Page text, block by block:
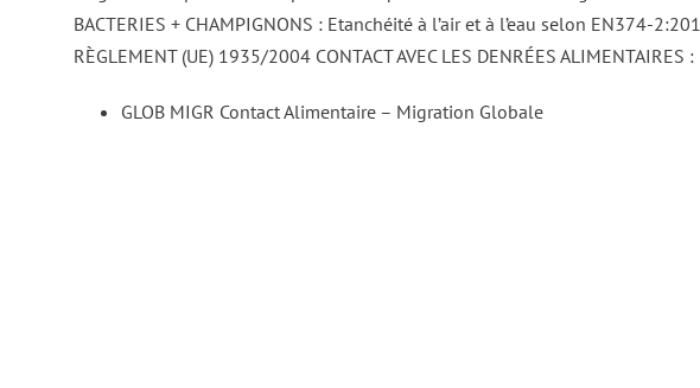
BACTERIES + CHAMPIGNONS : Etanchéité à l’air et à l’eau selon EN374-
RÈGLEMENT (UE) 1935/2004 CONTACT AVEC LES DENRÉES ALIMENTAIRES :
GLOB MIGR Contact Alimentaire – Migration Globale